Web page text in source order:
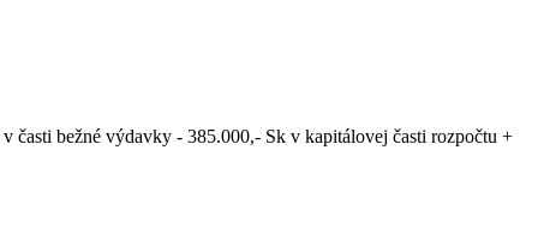
časti bežné výdavky - 385.000,- Sk v kapitálovej časti rozpočtu +